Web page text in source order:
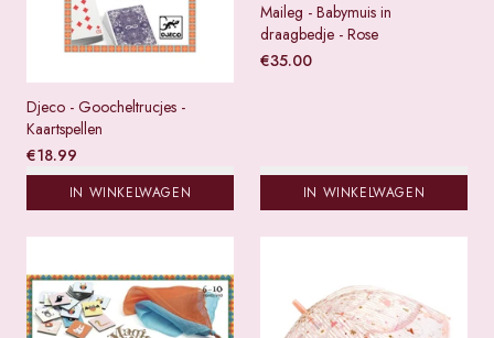
Djeco - Goocheltrucjes -
Kaartspellen
€18.99
IN WINKELWAGEN
Maileg - Babymuis in
draagbedje - Rose
€35.00
IN WINKELWAGEN